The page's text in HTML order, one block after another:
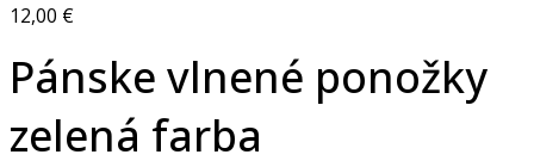
12,00 €
Pánske vlnené ponožky
zelená farba